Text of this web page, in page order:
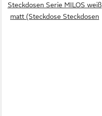
Steckdosen Serie MILOS weiß
matt (Steckdose Steckdosen